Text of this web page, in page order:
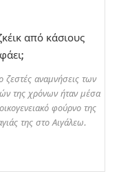
ζεστές αναμνήσεις των
της χρόνων ήταν μέσα
φούρνο της
της στο Αιγάλεω.